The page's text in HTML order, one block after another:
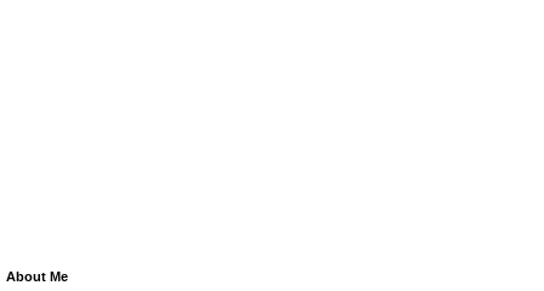
About Me